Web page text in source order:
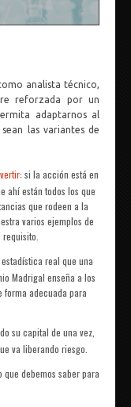
analista técnico,
reforzada por un
adaptarnos al
las variantes de
si la acción está en
ahí están todos los que
que rodeen a la
varios ejemplos de
real que una
Madrigal enseña a los
forma adecuada para
su capital de una vez,
va liberando riesgo.
debemos saber para